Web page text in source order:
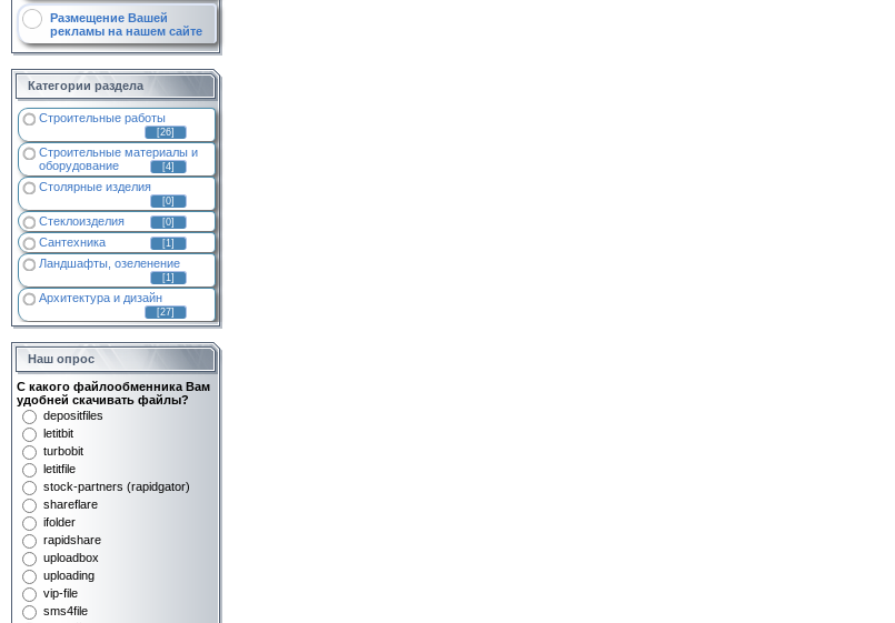
Размещение Вашей
рекламы на нашем сайте
Категории раздела
Строительные работы
[26]
Строительные материалы и
оборудование
[4]
Столярные изделия
[0]
Стеклоизделия [0]
Сантехника [1]
Ландшафты, озеленение
[1]
Архитектура и дизайн
[27]
Наш опрос
С какого файлообменника Вам
удобней скачивать файлы?
depositfiles
letitbit
turbobit
letitfile
stock-partners (rapidgator)
shareflare
ifolder
rapidshare
uploadbox
uploading
vip-file
sms4file